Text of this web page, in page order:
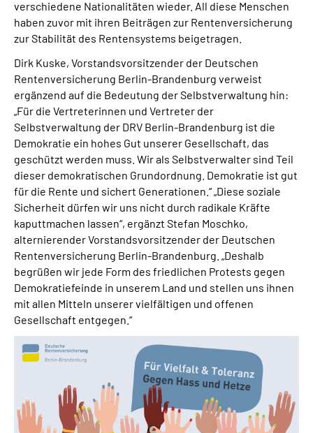
verschiedene Nationalitäten wieder. All diese Menschen
haben zuvor mit ihren Beiträgen zur Rentenversicherung
zur Stabilität des Rentensystems beigetragen.
Dirk Kuske, Vorstandsvorsitzender der Deutschen
Rentenversicherung Berlin-Brandenburg verweist
ergänzend auf die Bedeutung der Selbstverwaltung hin:
„Für die Vertreterinnen und Vertreter der
Selbstverwaltung der DRV Berlin-Brandenburg ist die
Demokratie ein hohes Gut unserer Gesellschaft, das
geschützt werden muss. Wir als Selbstverwalter sind Teil
dieser demokratischen Grundordnung. Demokratie ist gut
für die Rente und sichert Generationen.“ „Diese soziale
Sicherheit dürfen wir uns nicht durch radikale Kräfte
kaputtmachen lassen“, ergänzt Stefan Moschko,
alternierender Vorstandsvorsitzender der Deutschen
Rentenversicherung Berlin-Brandenburg. „Deshalb
begrüßen wir jede Form des friedlichen Protests gegen
Demokratiefeinde in unserem Land und stellen uns ihnen
mit allen Mitteln unserer vielfältigen und offenen
Gesellschaft entgegen.“